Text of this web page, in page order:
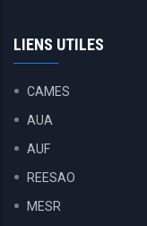
LIENS UTILES
CAMES
AUA
AUF
REESAO
MESR